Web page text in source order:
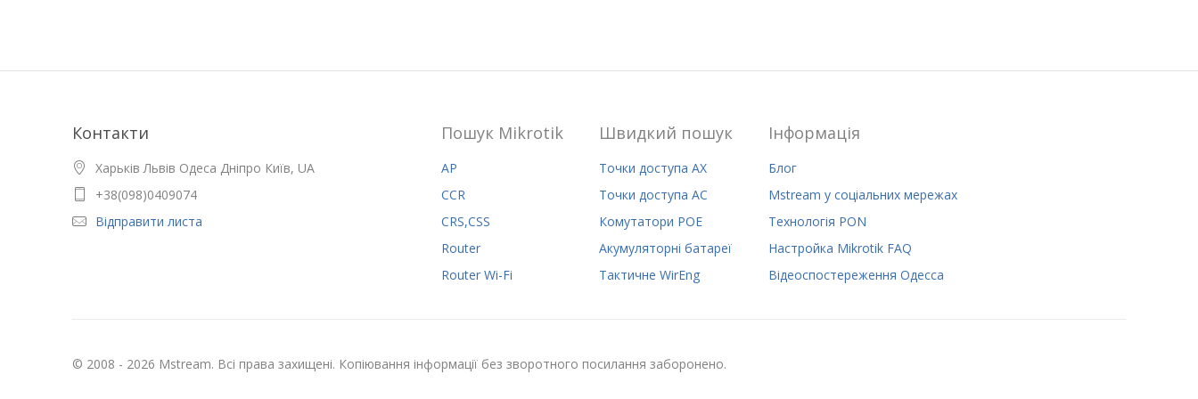
Контакти
Харьків Львів Одеса Дніпро Київ, UA
+38(098)0409074
Відправити листа
Пошук Mikrotik
AP
CCR
CRS,CSS
Router
Router Wi-Fi
Швидкий пошук
Точки доступа AX
Точки доступа AC
Комутатори POE
Акумуляторні батареї
Тактичне WirEng
Iнформацiя
Блог
Mstream у соціальних мережах
Технологія PON
Настройка Mikrotik FAQ
Відеоспостереження Одесса
© 2008 - 2026 Mstream. Всі права захищені. Копіювання інформації без зворотного посилання заборонено.